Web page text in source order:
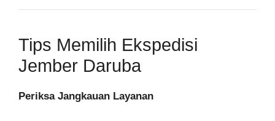
Tips Memilih Ekspedisi
Jember Daruba
Periksa Jangkauan Layanan